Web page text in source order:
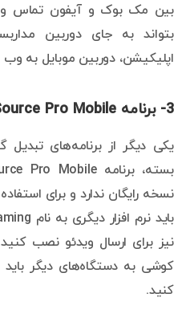
بین مک بوک و آیفون تماس
بتواند به جای دوربین
اپلیکیشن، دوربین موبایل به
3- برنامه iCamSource Pro Mobile گوشی آیفون
یکی دیگر از برنامه‌های
نسخه رایگان ندارد و برای
نیز برای ارسال ویدئو نصب
کوشی به دستگاه‌های دیگر باید
کنید.